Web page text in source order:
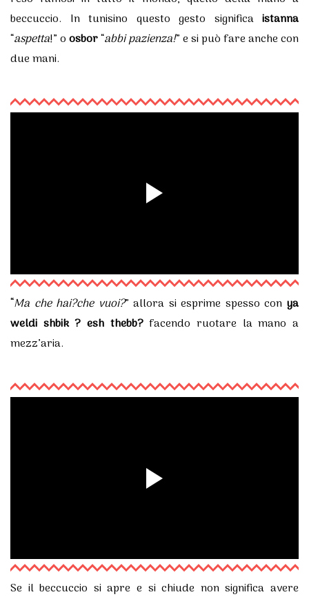
beccuccio. In tunisino questo gesto significa istanna
“aspetta!” oosbor“abbi pazienza!” e si può fare anche con
due mani.
“Ma che hai?che vuoi?” allora si esprime spesso conya
weldi shbik ? esh thebb?facendo ruotare la mano a
mezz’aria.
Se il beccuccio si apre e si chiude non significa avere